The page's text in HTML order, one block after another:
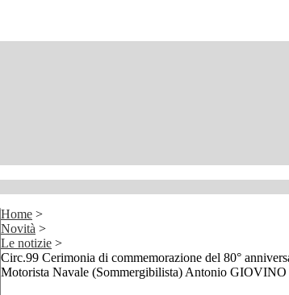
Home >
Novità >
Le notizie >
Circ.99 Cerimonia di commemorazione del 80°
Motorista Navale (Sommergibilista) Antonio GIOVINO